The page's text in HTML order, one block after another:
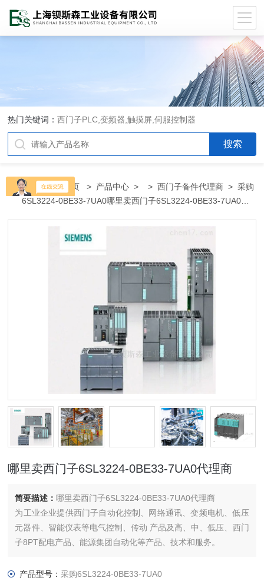
热门关键词：西门子PLC,变频器,触摸屏,伺服控制器
当前位置：首页 > 产品中心 > >西门子备件代理商 > 采购
6SL3224-0BE33-7UA0哪里卖西门子6SL3224-0BE33-7UA0代
哪里卖西门子6SL3224-0BE33-7UA0代理商
简要描述：哪里卖西门子6SL3224-0BE33-7UA0代理商
为工业企业提供西门子自动化控制、网络通讯、变频电机、低压
元器件、智能仪表等电气控制、传动 产品及高、中、低压、西门
子8PT配电产品、能源集团自动化等产品、技术和服务。
西门子自动化控制、网络通讯、变频电机、低压元器件、智能仪
产品型号： 采购6SL3224-0BE33-7UA0